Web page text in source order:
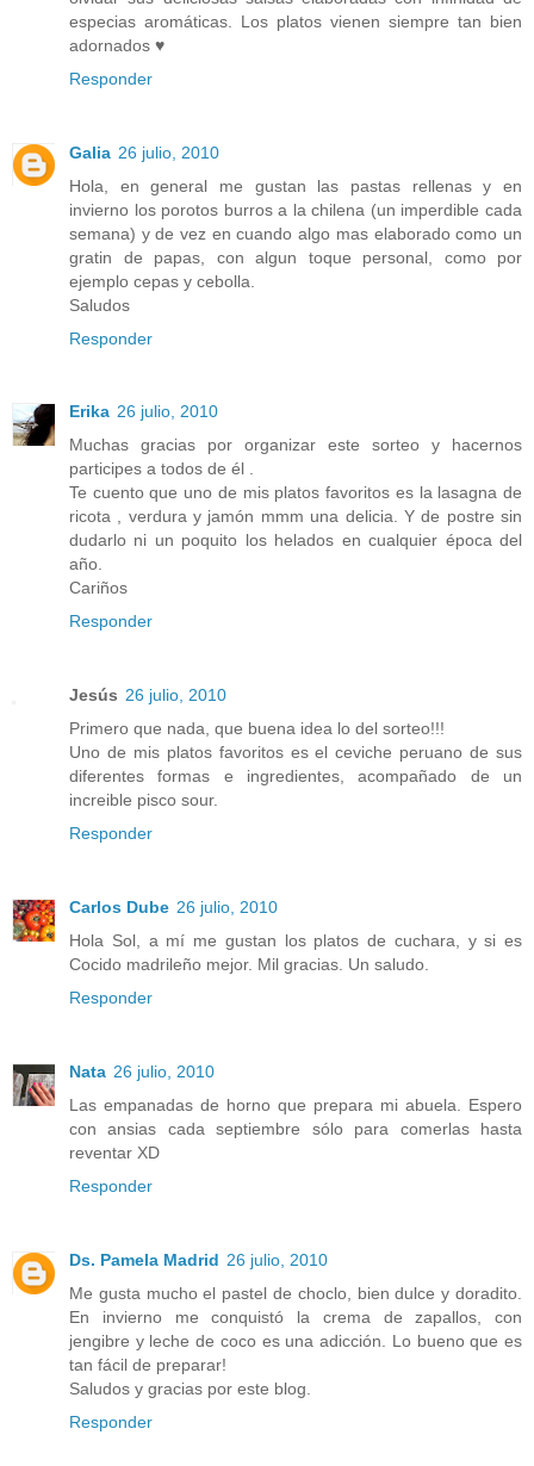
especias aromáticas. Los platos vienen siempre tan bien
adornados ♥
Responder
Galia 26 julio, 2010
Hola, en general me gustan las pastas rellenas y en
invierno los porotos burros a la chilena (un imperdible cada
semana) y de vez en cuando algo mas elaborado como un
gratin de papas, con algun toque personal, como por
ejemplo cepas y cebolla.
Saludos
Responder
Erika 26 julio, 2010
Muchas gracias por organizar este sorteo y hacernos
participes a todos de él .
Te cuento que uno de mis platos favoritos es la lasagna de
ricota , verdura y jamón mmm una delicia. Y de postre sin
dudarlo ni un poquito los helados en cualquier época del
año.
Cariños
Responder
Jesús 26 julio, 2010
Primero que nada, que buena idea lo del sorteo!!!
Uno de mis platos favoritos es el ceviche peruano de sus
diferentes formas e ingredientes, acompañado de un
increible pisco sour.
Responder
Carlos Dube 26 julio, 2010
Hola Sol, a mí me gustan los platos de cuchara, y si es
Cocido madrileño mejor. Mil gracias. Un saludo.
Responder
Nata 26 julio, 2010
Las empanadas de horno que prepara mi abuela. Espero
con ansias cada septiembre sólo para comerlas hasta
reventar XD
Responder
Ds. Pamela Madrid 26 julio, 2010
Me gusta mucho el pastel de choclo, bien dulce y doradito.
En invierno me conquistó la crema de zapallos, con
jengibre y leche de coco es una adicción. Lo bueno que es
tan fácil de preparar!
Saludos y gracias por este blog.
Responder